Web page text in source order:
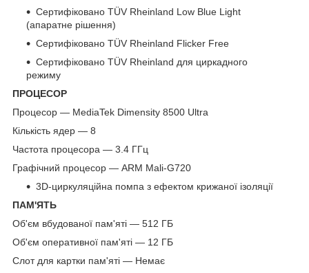
Сертифіковано TÜV Rheinland Low Blue Light
(апаратне рішення)
Сертифіковано TÜV Rheinland Flicker Free
Сертифіковано TÜV Rheinland для циркадного
режиму
ПРОЦЕСОР
Процесор — MediaTek Dimensity 8500 Ultra
Кількість ядер — 8
Частота процесора — 3.4 ГГц
Графічний процесор — ARM Mali-G720
3D-циркуляційна помпа з ефектом крижаної ізоляції
ПАМ'ЯТЬ
Об'єм вбудованої пам'яті — 512 ГБ
Об'єм оперативної пам'яті — 12 ГБ
Слот для картки пам'яті — Немає